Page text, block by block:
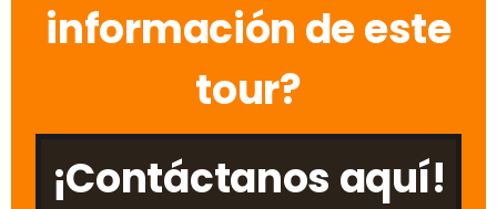
información de este
tour?
¡Contáctanos aquí!